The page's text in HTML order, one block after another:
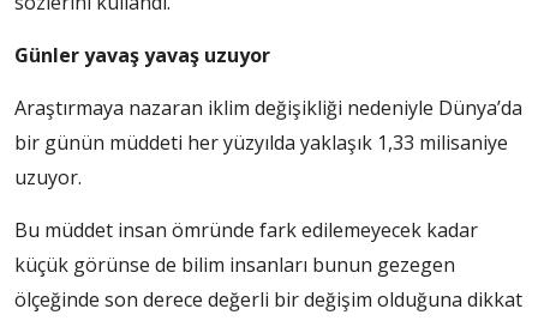
Günler yavaş yavaş uzuyor
Araştırmaya nazaran iklim değişikliği nedeniyle Dünya’da
bir günün müddeti her yüzyılda yaklaşık 1,33 milisaniye
uzuyor.
Bu müddet insan ömründe fark edilemeyecek kadar
küçük görünse de bilim insanları bunun gezegen
ölçeğinde son derece değerli bir değişim olduğuna dikkat